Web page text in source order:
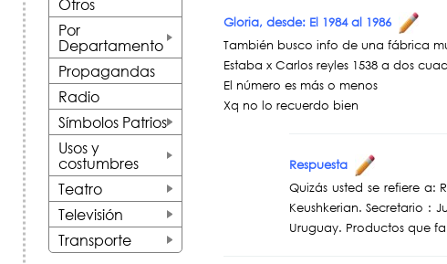
Otros
Por
Departamento
Propagandas
Radio
+
Símbolos Patrios
Usos y
costumbres
+
Teatro
+
Televisión
+
Transporte
Gloria, desde: El 1984 al 1986
También busco info de una fábrica
Estaba x Carlos reyles 1538 a dos
El número es más o menos
Xq no lo recuerdo bien
Respuesta
Quizás usted se refiere a:
Keushkerian. Secretario :
Uruguay. Productos que